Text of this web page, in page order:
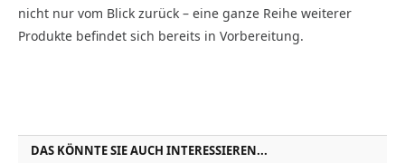
nicht nur vom Blick zurück – eine ganze Reihe weiterer
Produkte befindet sich bereits in Vorbereitung.
DAS KÖNNTE SIE AUCH INTERESSIEREN...